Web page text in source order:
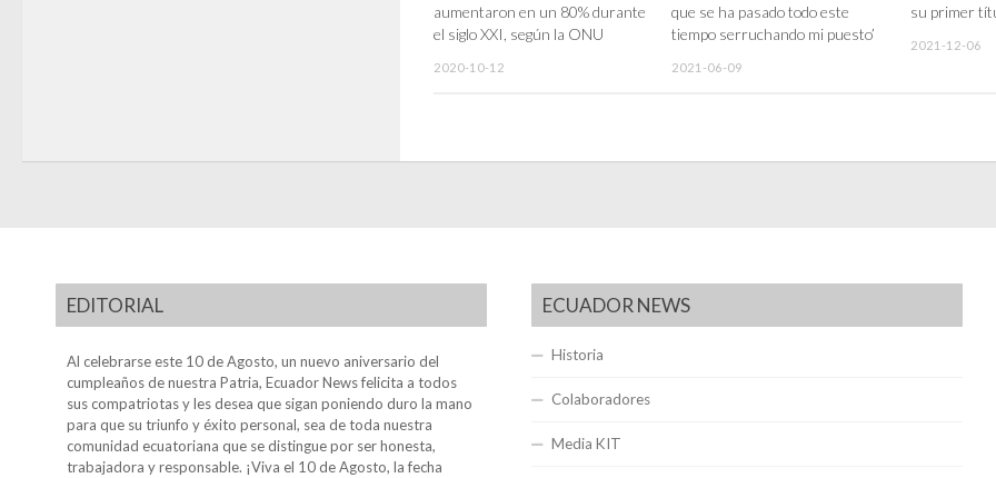
aumentaron en un 80% durante
el siglo XXI, según la ONU
2020-10-12
que se ha pasado todo este
tiempo serruchando mi puesto’
2021-06-09
su primer
2021-12-06
EDITORIAL
Al celebrarse este 10 de Agosto, un nuevo aniversario del
cumpleaños de nuestra Patria, Ecuador News felicita a todos
sus compatriotas y les desea que sigan poniendo duro la mano
para que su triunfo y éxito personal, sea de toda nuestra
comunidad ecuatoriana que se distingue por ser honesta,
trabajadora y responsable. ¡Viva el 10 de Agosto, la fecha
ECUADOR NEWS
Historia
Colaboradores
Media KIT